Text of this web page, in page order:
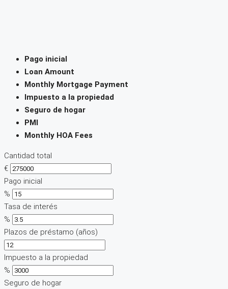
Pago inicial
Loan Amount
Monthly Mortgage Payment
Impuesto a la propiedad
Seguro de hogar
PMI
Monthly HOA Fees
Cantidad total
€
Pago inicial
%
Tasa de interés
%
Plazos de préstamo (años)
Impuesto a la propiedad
%
Seguro de hogar